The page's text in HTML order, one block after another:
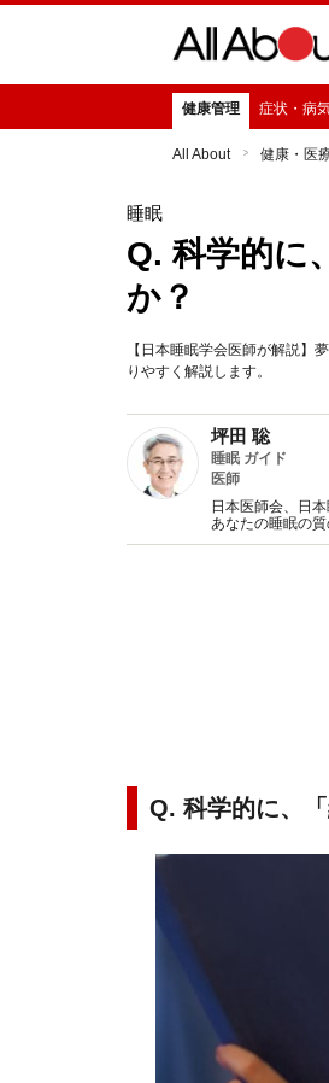
健康管理 症状・病
All About 健康・医
睡眠
Q. 科学的に
か？
【日本睡眠学会医師が解説】
りやすく解説します。
坪田 聡
睡眠 ガイド
医師
日本医師会、日
あなたの睡眠の
にご紹介します。
Q. 科学的に、